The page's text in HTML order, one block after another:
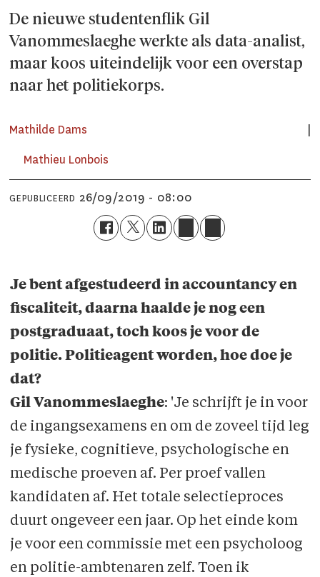
De nieuwe studentenflik Gil
Vanommeslaeghe werkte als data-analist,
maar koos uiteindelijk voor een overstap
naar het politiekorps.
Mathilde Dams
Mathieu Lonbois
GEPUBLICEERD 26/09/2019 - 08:00
Je bent afgestudeerd in accountancy en
fiscaliteit, daarna haalde je nog een
postgraduaat, toch koos je voor de
politie. Politieagent worden, hoe doe je
dat?
Gil Vanommeslaeghe: 'Je schrijft je in voor
de ingangsexamens en om de zoveel tijd leg
je fysieke, cognitieve, psychologische en
medische proeven af. Per proef vallen
kandidaten af. Het totale selectieproces
duurt ongeveer een jaar. Op het einde kom
je voor een commissie met een psycholoog
en politie-ambtenaren zelf. Toen ik